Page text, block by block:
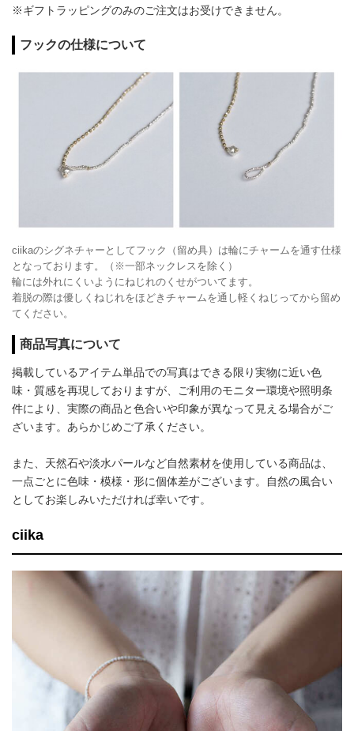
※ギフトラッピングのみのご注文はお受けできません。
フックの仕様について
ciikaのシグネチャーとしてフック（留め具）は輪にチャームを通す仕様
となっております。（※一部ネックレスを除く）
輪には外れにくいようにねじれのくせがついてます。
着脱の際は優しくねじれをほどきチャームを通し軽くねじってから留め
てください。
商品写真について
掲載しているアイテム単品での写真はできる限り実物に近い色
味・質感を再現しておりますが、ご利用のモニター環境や照明条
件により、実際の商品と色合いや印象が異なって見える場合がご
ざいます。あらかじめご了承ください。
また、天然石や淡水パールなど自然素材を使用している商品は、
一点ごとに色味・模様・形に個体差がございます。自然の風合い
としてお楽しみいただければ幸いです。
ciika